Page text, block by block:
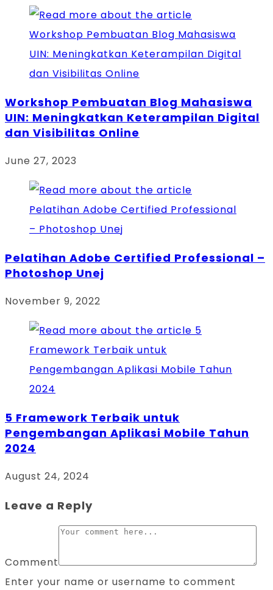
Workshop Pembuatan Blog Mahasiswa
UIN: Meningkatkan Keterampilan Digital
dan Visibilitas Online
June 27, 2023
Pelatihan Adobe Certified Professional –
Photoshop Unej
November 9, 2022
5 Framework Terbaik untuk
Pengembangan Aplikasi Mobile Tahun
2024
August 24, 2024
Leave a Reply
Comment
Enter your name or username to comment